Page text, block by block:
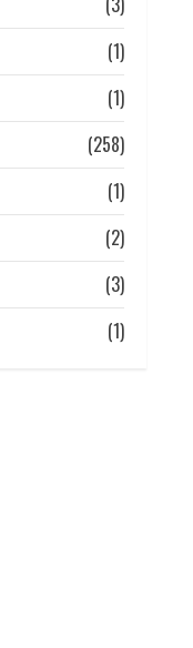
(1)
(1)
(258)
(1)
(2)
(3)
(1)